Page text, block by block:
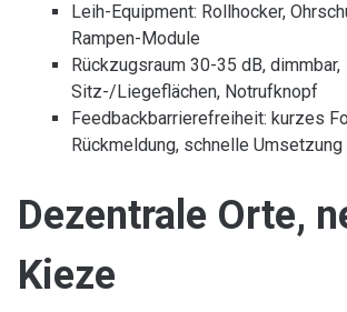
Leih-Equipment: Rollhocker,
Rampen-Module
Rückzugsraum 30-35 dB, dimmbar,
Sitz-/Liegeflächen, Notrufknopf
Feedbackbarrierefreiheit: kurzes
Rückmeldung, schnelle Umsetzung
Dezentrale Orte,
Kieze